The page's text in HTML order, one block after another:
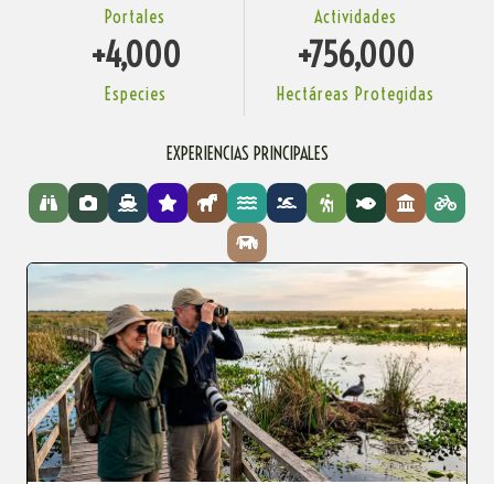
Portales Actividades
+4,000
Especies
+756,000
Hectáreas Protegidas
EXPERIENCIAS PRINCIPALES